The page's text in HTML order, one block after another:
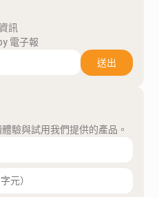
訊
電子報
送出
驗與試用我們提供的產品。